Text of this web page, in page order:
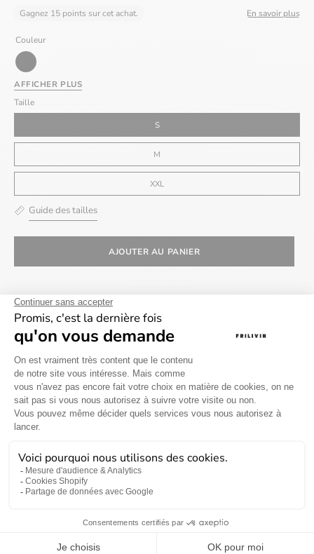
Gagnez 15 points sur cet achat. En savoir plus
Taille
S
M
XXL
Couleur
Noir
AFFICHER PLUS
Guide des tailles
AJOUTER AU PANIER
Livraison gratuite à partir
de 69€ en France
métropolitaine
à 5 jours
Retour sous 30 jours
Information sur le produit
Information sur la livraison et les retours